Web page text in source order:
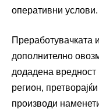
оперативни услови.
Преработувачката
дополнително
додадена
регион,
производи